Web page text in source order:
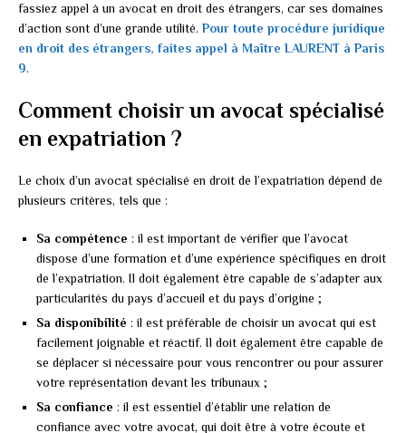
fassiez appel à un avocat en droit des étrangers, car ses domaines
d’action sont d’une grande utilité. Pour toute procédure juridique
en droit des étrangers, faites appel à Maître LAURENT à Paris
9.
Comment choisir un avocat spécialisé
en expatriation ?
Le choix d’un avocat spécialisé en droit de l’expatriation dépend de
plusieurs critères, tels que :
Sa compétence : il est important de vérifier que l’avocat
dispose d’une formation et d’une expérience spécifiques en droit
de l’expatriation. Il doit également être capable de s’adapter aux
particularités du pays d’accueil et du pays d’origine ;
Sa disponibilité : il est préférable de choisir un avocat qui est
facilement joignable et réactif. Il doit également être capable de
se déplacer si nécessaire pour vous rencontrer ou pour assurer
votre représentation devant les tribunaux ;
Sa confiance : il est essentiel d’établir une relation de
confiance avec votre avocat, qui doit être à votre écoute et